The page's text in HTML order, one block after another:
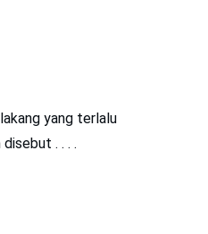
yang terlalu
. . . .